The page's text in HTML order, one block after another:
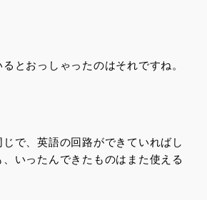
とおっしゃったのはそれですね。
で、英語の回路ができていればし
いったんできたものはまた使える